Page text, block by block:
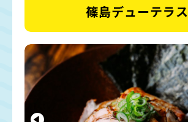
篠島デューテラス